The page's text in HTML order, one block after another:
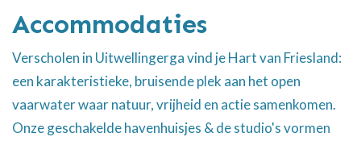
Accommodaties
Verscholen in Uitwellingerga vind je Hart van Friesland:
een karakteristieke, bruisende plek aan het open
vaarwater waar natuur, vrijheid en actie samenkomen.
Onze geschakelde havenhuisjes & de studio's vormen